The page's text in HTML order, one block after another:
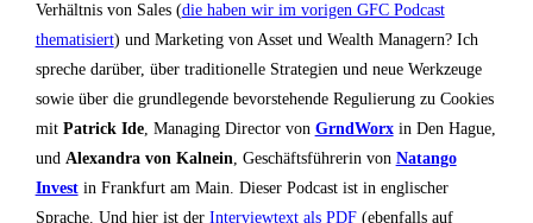
Verhältnis von Sales (die haben wir im vorigen GFC Podcast
thematisiert) und Marketing von Asset und Wealth Managern? Ich
spreche darüber, über traditionelle Strategien und neue Werkzeuge
sowie über die grundlegende bevorstehende Regulierung zu Cookies
mit Patrick Ide, Managing Director von GrndWorx in Den Hague,
und Alexandra von Kalnein, Geschäftsführerin von Natango
Investin Frankfurt am Main. Dieser Podcast ist in englischer
Sprache. Und hier ist der Interviewtext als PDF(ebenfalls auf